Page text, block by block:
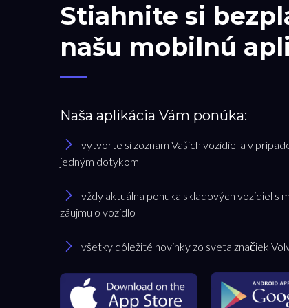
Stiahnite si
našu mobilnú
Naša aplikácia Vám ponúka:
vytvorte si zoznam Vašich vozidiel a v
jedným dotykom
vždy aktuálna ponuka skladových vozidiel s
záujmu o vozidlo
všetky dôležité novinky zo sveta značiek